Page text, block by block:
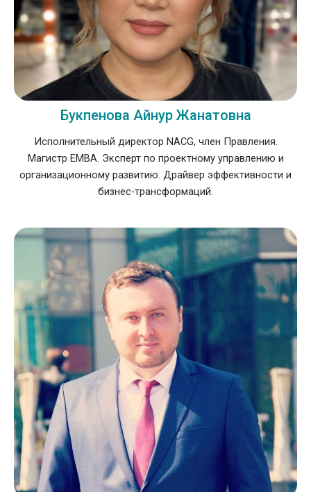
Букпенова Айнур Жанатовна
Исполнительный директор NACG, член Правления.
Магистр EMBA. Эксперт по проектному управлению и
организационному развитию. Драйвер эффективности и
бизнес-трансформаций.